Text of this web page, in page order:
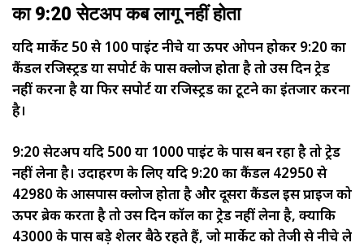
का 9:20 सेटअप कब लागू नहीं होता
यदि मार्केट 50 से 100 पाइंट नीचे या ऊपर ओपन होकर 9:20 का
कैंडल रजिस्ट्रेंड या सपोर्ट के पास क्लोज होता है तो उस दिन ट्रेड
नहीं करना है या फिर सपोर्ट या रजिस्ट्रेंड का टूटने का इंतजार करना
है।
9:20 सेटअप यदि 500 या 1000 पाइंट के पास बन रहा है तो ट्रेड
नहीं लेना है। उदाहरण के लिए यदि 9:20 का कैंडल 42950 से
42980 के आसपास क्लोज होता है और दूसरा कैंडल इस प्राइज को
ऊपर ब्रेक करता है तो उस दिन कॉल का ट्रेड नहीं लेना है, क्योंकि
43000 के पास बड़े शेलर बैठे रहते हैं, जो मार्केट को तेजी से नीचे ले